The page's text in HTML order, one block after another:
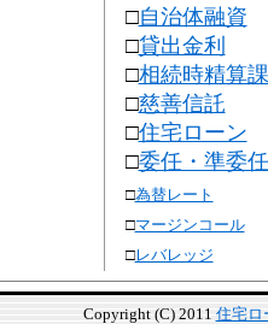
□自治体融資
□貸出金利
□相続時精算
□慈善信託
□住宅ローン
□委任・準委任
□為替レート
□マージンコール
□レバレッジ
Copyright (C) 2011 住宅ロ